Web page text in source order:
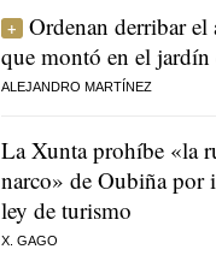
Ordenan derribar el
que montó en el jardín
ALEJANDRO MARTÍNEZ
La Xunta prohíbe «la
narco» de Oubiña
ley de turismo
X. GAGO